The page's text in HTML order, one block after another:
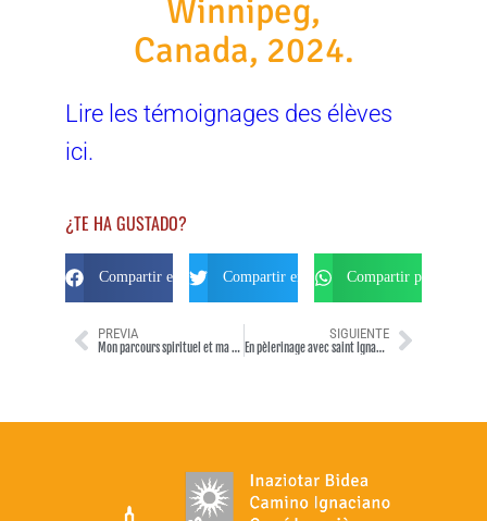
Winnipeg,
Canada, 2024.
Lire les témoignages des élèves
ici.
¿TE HA GUSTADO?
Compartir en FacebookCompartir en TwitterCompartir por
PREVIA
Mon parcours spirituel et ma grande évolution en Espagne
SIGUIENTE
En pèlerinage avec saint Ignace, de l’Espagne à l’Italie !